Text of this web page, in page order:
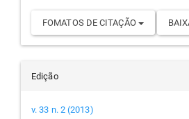
FOMATOS DE CITAÇÃO
Edição
v. 33 n. 2 (2013)